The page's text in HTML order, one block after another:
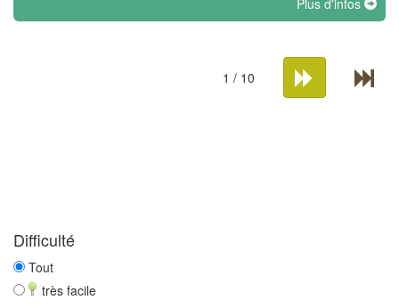
Plus d'infos
1 / 10
Difficulté
Tout
très facile